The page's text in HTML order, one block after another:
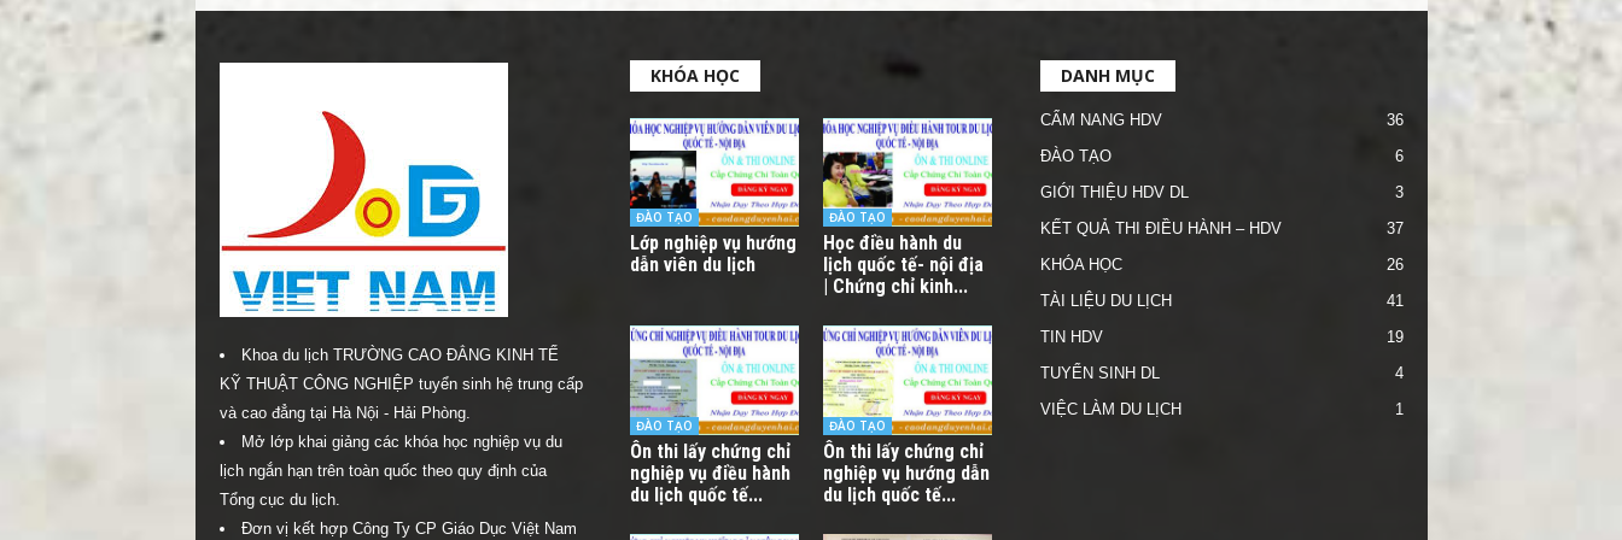
Khoa du lịch TRƯỜNG CAO ĐẲNG KINH TẾ
KỸ THUẬT CÔNG NGHIỆP tuyển sinh hệ trung cấp
và cao đẳng tại Hà Nội - Hải Phòng.
Mở lớp khai giảng các khóa học nghiệp vụ du
lịch ngắn hạn trên toàn quốc theo quy định của
Tổng cục du lịch.
Đơn vị kết hợp Công Ty CP Giáo Dục Việt Nam
KHÓA HỌC
ĐÀO TẠO
Lớp nghiệp vụ hướng
dẫn viên du lịch
ĐÀO TẠO
Học điều hành du
lịch quốc tế- nội địa
| Chứng chỉ kinh...
ĐÀO TẠO
Ôn thi lấy chứng chỉ
nghiệp vụ điều hành
du lịch quốc tế...
ĐÀO TẠO
Ôn thi lấy chứng chỉ
nghiệp vụ hướng dẫn
du lịch quốc tế...
DANH MỤC
CẨM NANG HDV
36
ĐÀO TẠO
6
GIỚI THIỆU HDV DL
3
KẾT QUẢ THI ĐIỀU HÀNH – HDV
37
KHÓA HỌC
26
TÀI LIỆU DU LỊCH
41
TIN HDV
19
TUYỂN SINH DL
4
VIỆC LÀM DU LỊCH
1